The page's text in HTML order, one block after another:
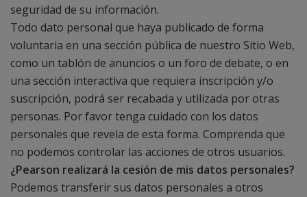
seguridad de su información.
Todo dato personal que haya publicado de forma
voluntaria en una sección pública de nuestro Sitio Web,
como un tablón de anuncios o un foro de debate, o en
una sección interactiva que requiera inscripción y/o
suscripción, podrá ser recabada y utilizada por otras
personas. Por favor tenga cuidado con los datos
personales que revela de esta forma. Comprenda que
no podemos controlar las acciones de otros usuarios.
¿Pearson realizará la cesión de mis datos personales?
Podemos transferir sus datos personales a otros